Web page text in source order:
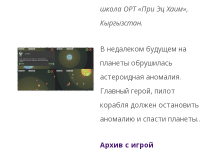
школа ОРТ «При Эц Хаим»,
Кыргызстан.
В недалеком будущем на
планеты обрушилась
астероидная аномалия.
Главный герой, пилот
корабля должен остановить
аномалию и спасти планеты..
Архив с игрой